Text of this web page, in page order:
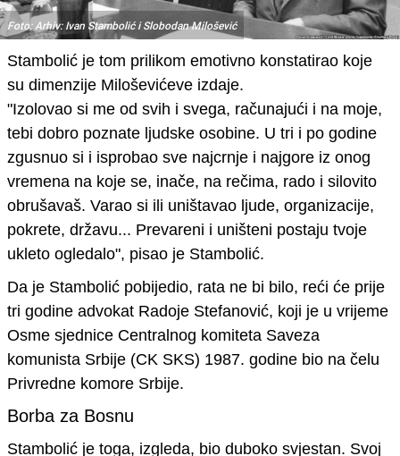
Foto: Arhiv: Ivan Stambolić i Slobodan Milošević
Stambolić je tom prilikom emotivno konstatirao koje
su dimenzije Miloševićeve izdaje.
"Izolovao si me od svih i svega, računajući i na moje,
tebi dobro poznate ljudske osobine. U tri i po godine
zgusnuo si i isprobao sve najcrnje i najgore iz onog
vremena na koje se, inače, na rečima, rado i silovito
obrušavaš. Varao si ili uništavao ljude, organizacije,
pokrete, državu... Prevareni i uništeni postaju tvoje
ukleto ogledalo", pisao je Stambolić.
Da je Stambolić pobijedio, rata ne bi bilo, reći će prije
tri godine advokat Radoje Stefanović, koji je u vrijeme
Osme sjednice Centralnog komiteta Saveza
komunista Srbije (CK SKS) 1987. godine bio na čelu
Privredne komore Srbije.
Borba za Bosnu
Stambolić je toga, izgleda, bio duboko svjestan. Svoj